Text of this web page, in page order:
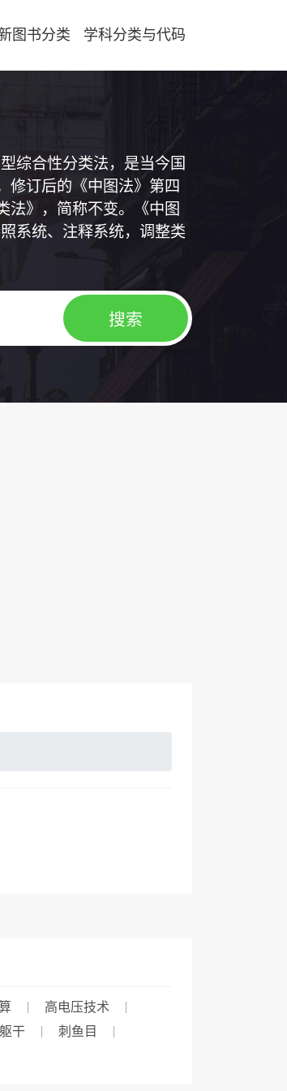
图书分类 学科分类与代码
综合性分类法，是当今国
修订后的《中图法》第四
法》，简称不变。《中图
系统、注释系统，调整类
高电压技术
躯干
刺鱼目